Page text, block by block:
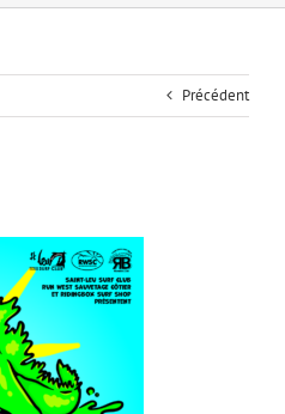
Précédent